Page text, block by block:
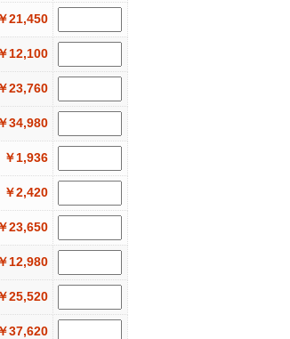
￥21,450
￥12,100
￥23,760
￥34,980
￥1,936
￥2,420
￥23,650
￥12,980
￥25,520
￥37,620